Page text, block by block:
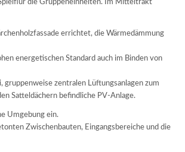
die Gruppeneinheiten. Im Mitteltrakt
errichtet, die Wärmedämmung
energetischen Standard auch im Binden von
gruppenweise zentralen Lüftungsanlagen zum
Satteldächern befindliche PV-Anlage.
Umgebung ein.
Zwischenbauten, Eingangsbereiche und die